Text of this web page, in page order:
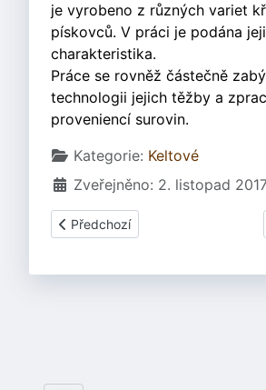
je vyrobeno z různých variet
pískovců. V práci je podána
charakteristika.
Práce se rovněž částečně
technologii jejich těžby a
proveniencí surovin.
Základní údaje
Kategorie: Keltové
Zveřejněno: 2. listopad
Předchozí článek: Militký J.:
Předchozí